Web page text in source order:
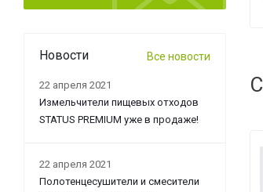
Новости Все новости
22 апреля 2021
Измельчители пищевых отходов
STATUS PREMIUM уже в продаже!
22 апреля 2021
Полотенцесушители и смесители